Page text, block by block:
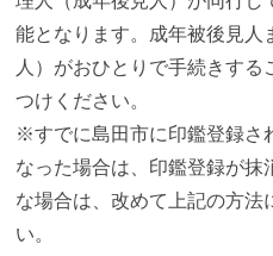
能となります。成年被後見人
人）がおひとりで手続きす
つけください。
※すでに島田市に印鑑登録さ
なった場合は、印鑑登録が
な場合は、改めて上記の方法
い。